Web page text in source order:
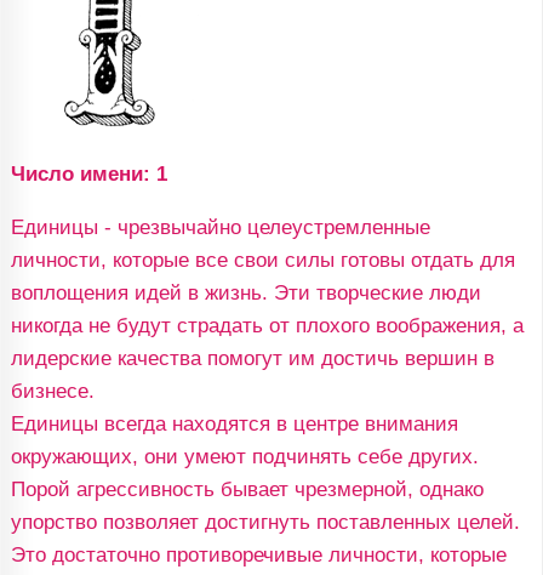
Число имени: 1
Единицы - чрезвычайно целеустремленные
личности, которые все свои силы готовы отдать для
воплощения идей в жизнь. Эти творческие люди
никогда не будут страдать от плохого воображения, а
лидерские качества помогут им достичь вершин в
бизнесе.
Единицы всегда находятся в центре внимания
окружающих, они умеют подчинять себе других.
Порой агрессивность бывает чрезмерной, однако
упорство позволяет достигнуть поставленных целей.
Это достаточно противоречивые личности, которые